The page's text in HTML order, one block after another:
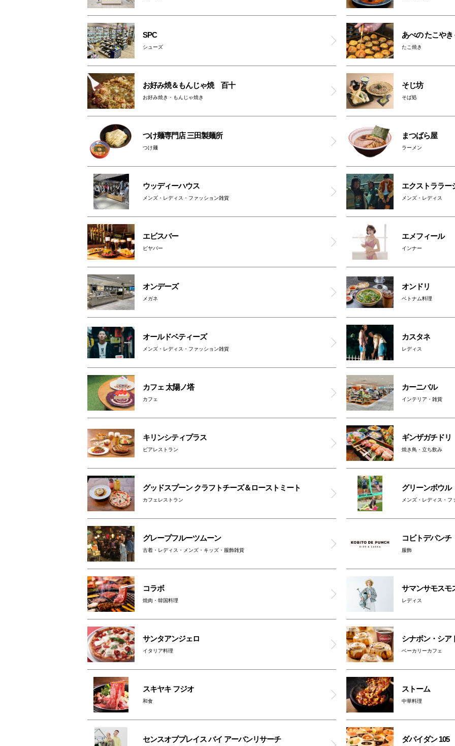
肉食堂・肉酒場 1129
炭火焼鳥と土鍋めし TORA鶏YA
茶想 もりた園
鶴橋 風月
道頓堀クラフトビア醸造所
大起水産 回転寿司
サンタアンジェロ
昔洋食みつけ亭 なんばCITY店
ストーム
つけ麺専門店 三田製麺所
スキヤキ フジオ
グッドスプーン クラフトチーズ＆ローストミート
SPC
エクストララージ/エックスガール
リーバイスストア
マーキーズ
コビトデパンチ
お好み焼＆もんじゃ焼 百十
ダパイダン 105
オンドリ
ギンザガチドリ
SPC
シューズ
あべの たこや
たこ焼き
お好み焼＆もんじゃ焼 百十
お好み焼き・もんじゃ焼き
そじ坊
そば処
つけ麺専門店 三田製麺所
つけ麺
まつばら屋
ラーメン
ウッディーハウス
メンズ・レディス・ファッション雑貨
エクストララー
メンズ・レディス
エビスバー
ビヤバー
エメフィール
インナー
オンデーズ
メガネ
オンドリ
ベトナム料理
オールドベティーズ
メンズ・レディス・ファッション雑貨
カスタネ
レディス
カフェ 太陽ノ塔
カフェ
カーニバル
インテリア・雑貨
キリンシティプラス
ビアレストラン
ギンザガチドリ
焼き鳥・立ち飲み
グッドスプーン クラフトチーズ＆ローストミート
カフェレストラン
グリーンボウル
メンズ・レディス・フ
グレープフルーツムーン
古着・レディス・メンズ・キッズ・服飾雑貨
コビトデパンチ
服飾
コラボ
焼肉・韓国料理
サマンサモスモ
レディス
サンタアンジェロ
イタリア料理
シナボン・シア
ベーカリーカフェ
スキヤキ フジオ
和食
ストーム
中華料理
センスオブプレイス バイ アーバンリサーチ ダパイダン 105